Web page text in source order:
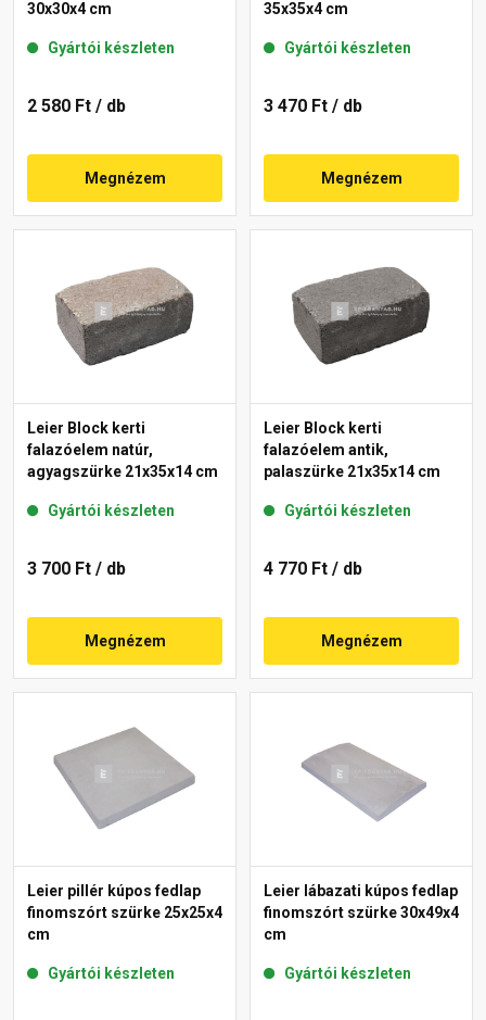
30x30x4 cm
Gyártói készleten
2 580 Ft / db
Megnézem
35x35x4 cm
Gyártói készleten
3 470 Ft / db
Megnézem
Leier Block kerti
falazóelem natúr,
agyagszürke 21x35x14 cm
Gyártói készleten
3 700 Ft / db
Megnézem
Leier Block kerti
falazóelem antik,
palaszürke 21x35x14 cm
Gyártói készleten
4 770 Ft / db
Megnézem
Leier pillér kúpos fedlap
finomszórt szürke 25x25x4
cm
Gyártói készleten
Leier lábazati kúpos fedlap
finomszórt szürke 30x49x4
cm
Gyártói készleten